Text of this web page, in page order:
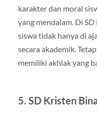
karakter dan moral
yang mendalam. Di
siswa tidak hanya di
secara akademik.
memiliki akhlak yang
5. SD Kristen